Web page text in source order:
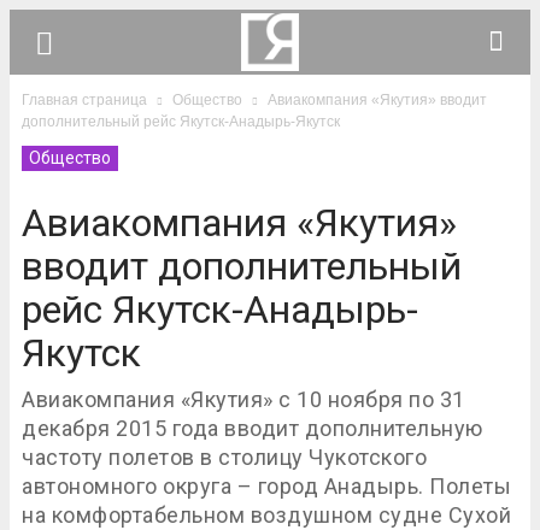
Главная страница Общество
Авиакомпания «Якутия» вводит
дополнительный рейс Якутск-Анадырь-Якутск
Общество
Авиакомпания «Якутия»
вводит дополнительный
рейс Якутск-Анадырь-
Якутск
Авиакомпания «Якутия» с 10 ноября по 31
декабря 2015 года вводит дополнительную
частоту полетов в столицу Чукотского
автономного округа – город Анадырь. Полеты
на комфортабельном воздушном судне Сухой